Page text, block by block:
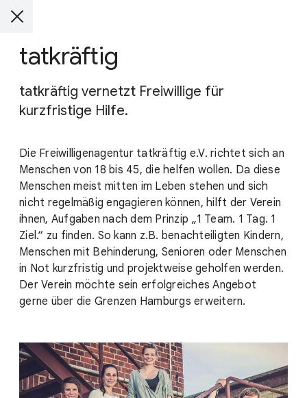
tatkräftig
tatkräftig vernetzt Freiwillige für
kurzfristige Hilfe.
Die Freiwilligenagentur tatkräftig e.V. richtet sich an
Menschen von 18 bis 45, die helfen wollen. Da diese
Menschen meist mitten im Leben stehen und sich
nicht regelmäßig engagieren können, hilft der Verein
ihnen, Aufgaben nach dem Prinzip „1 Team. 1 Tag. 1
Ziel.“ zu finden. So kann z.B. benachteiligten Kindern,
Menschen mit Behinderung, Senioren oder Menschen
in Not kurzfristig und projektweise geholfen werden.
Der Verein möchte sein erfolgreiches Angebot
gerne über die Grenzen Hamburgs erweitern.